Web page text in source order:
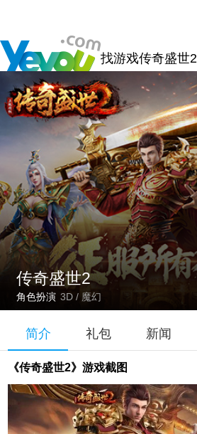
找游戏传奇盛世2
传奇盛世2
角色扮演 3D / 魔幻
简介 礼包 新闻
《传奇盛世2》游戏截图